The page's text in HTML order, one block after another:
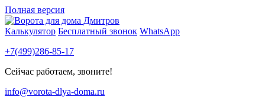
Полная версия
Калькулятор Бесплатный звонок WhatsApp
+7(499)286-85-17
Сейчас работаем, звоните!
info@vorota-dlya-doma.ru